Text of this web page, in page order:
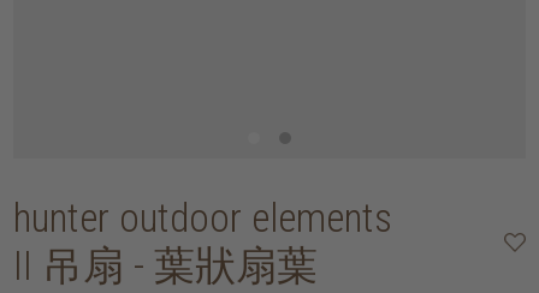
hunter outdoor elements
II 吊扇 - 葉狀扇葉